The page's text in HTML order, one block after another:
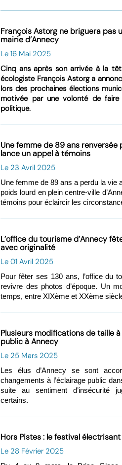
François Astorg ne briguera pas
mairie d’Annecy
Le 16 Mai 2025
Cinq ans après son arrivée à la
écologiste François Astorg a
lors des prochaines élections
motivée par une volonté de
politique.
Une femme de 89 ans renversée
lance un appel à témoins
Le 23 Avril 2025
Une femme de 89 ans a perdu la vie
poids lourd en plein centre-ville
témoins pour éclaircir les
L’office du tourisme d’Annecy
avec originalité
Le 01 Avril 2025
Pour fêter ses 130 ans, l’office du
revivre des photos d’époque. Un
temps, entre XIXème et XXème
Plusieurs modifications de taille
public à Annecy
Le 25 Mars 2025
Les élus d’Annecy se sont
changements à l’éclairage public
suite au sentiment d’insécurité
certains.
Hors Pistes : le festival
Le 28 Février 2025